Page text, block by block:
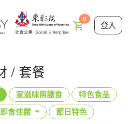
0
登入
/ 套餐
家滋味照護食
特色食品
即食佳餚 節日特色